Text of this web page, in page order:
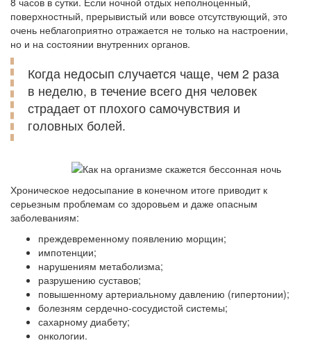
поверхностный, прерывистый или вовсе отсутствующий, это
очень неблагоприятно отражается не только на настроении,
но и на состоянии внутренних органов.
Когда недосып случается чаще, чем 2 раза
в неделю, в течение всего дня человек
страдает от плохого самочувствия и
головных болей.
Хроническое недосыпание в конечном итоге приводит к
серьезным проблемам со здоровьем и даже опасным
заболеваниям:
преждевременному появлению морщин;
импотенции;
нарушениям метаболизма;
разрушению суставов;
повышенному артериальному давлению (гипертонии);
болезням сердечно-сосудистой системы;
сахарному диабету;
онкологии.